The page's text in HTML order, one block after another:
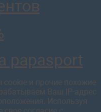
papasport
и прочие похожие
Ваш IP-адрес
Используя